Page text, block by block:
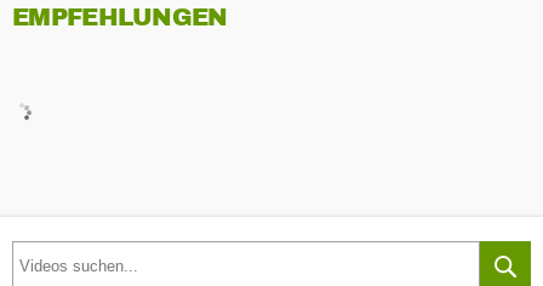
EMPFEHLUNGEN